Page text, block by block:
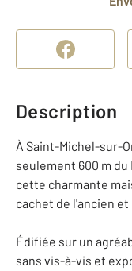
Description
À Saint-Michel-sur-
seulement 600 m du
cette charmante
cachet de l'ancien
Édifiée sur un
sans vis-à-vis et